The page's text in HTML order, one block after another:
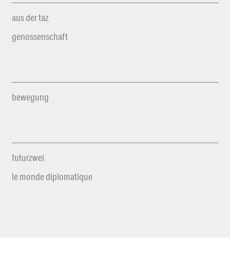
aus der taz
genossenschaft
bewegung
futurzwei
le monde diplomatique